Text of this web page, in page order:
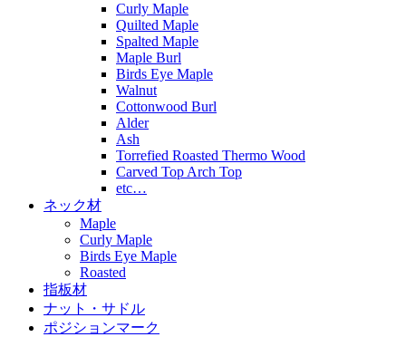
Curly Maple
Quilted Maple
Spalted Maple
Maple Burl
Birds Eye Maple
Walnut
Cottonwood Burl
Alder
Ash
Torrefied Roasted Thermo Wood
Carved Top Arch Top
etc…
ネック材
Maple
Curly Maple
Birds Eye Maple
Roasted
指板材
ナット・サドル
ポジションマーク